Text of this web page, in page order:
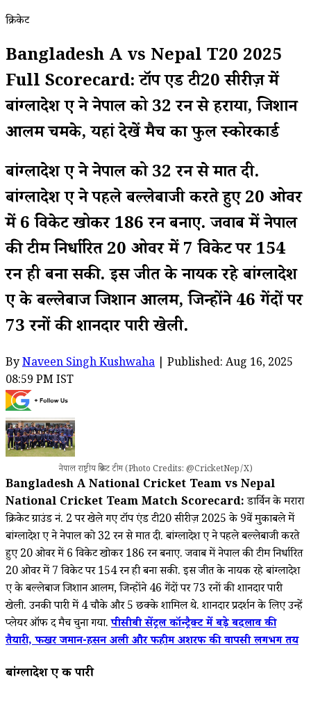
क्रिकेट
Bangladesh A vs Nepal T20 2025
Full Scorecard: टॉप एंड टी20 सीरीज़ में
बांग्लादेश ए ने नेपाल को 32 रन से हराया, जिशान
आलम चमके, यहां देखें मैच का फुल स्कोरकार्ड
बांग्लादेश ए ने नेपाल को 32 रन से मात दी.
बांग्लादेश ए ने पहले बल्लेबाजी करते हुए 20 ओवर
में 6 विकेट खोकर 186 रन बनाए. जवाब में नेपाल
की टीम निर्धारित 20 ओवर में 7 विकेट पर 154
रन ही बना सकी. इस जीत के नायक रहे बांग्लादेश
ए के बल्लेबाज जिशान आलम, जिन्होंने 46 गेंदों पर
73 रनों की शानदार पारी खेली.
ByNaveen Singh Kushwaha | Published: Aug 16, 2025
08:59 PM IST
नेपाल राष्ट्रीय क्रिकेट टीम (Photo Credits: @CricketNep/X)
Bangladesh A National Cricket Team vs Nepal
National Cricket Team Match Scorecard:डार्विन के मरारा
क्रिकेट ग्राउंड नं. 2 पर खेले गए टॉप एंड टी20 सीरीज़ 2025 के 9वें मुकाबले में
बांग्लादेश ए ने नेपाल को 32 रन से मात दी. बांग्लादेश ए ने पहले बल्लेबाजी करते
हुए 20 ओवर में 6 विकेट खोकर 186 रन बनाए. जवाब में नेपाल की टीम निर्धारित
20 ओवर में 7 विकेट पर 154 रन ही बना सकी. इस जीत के नायक रहे बांग्लादेश
ए के बल्लेबाज जिशान आलम, जिन्होंने 46 गेंदों पर 73 रनों की शानदार पारी
खेली. उनकी पारी में 4 चौके और 5 छक्के शामिल थे. शानदार प्रदर्शन के लिए उन्हें
प्लेयर ऑफ द मैच चुना गया.पीसीबी सेंट्रल कॉन्ट्रैक्ट में बड़े बदलाव की
तैयारी, फखर जमान-हसन अली और फहीम अशरफ की वापसी लगभग तय
बांग्लादेश ए की पारी